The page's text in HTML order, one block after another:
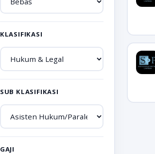
KLASIFIKASI
SUB KLASIFIKASI
GAJI